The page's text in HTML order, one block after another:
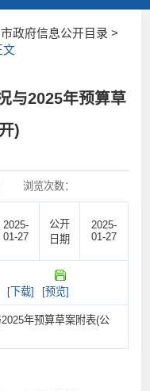
政府信息公开目录 >
文
与2025年预算草
)
浏览次数：
2025-
01-27
公开
日期
2025-
01-27
[下载] [预览]
年预算草案附表(公